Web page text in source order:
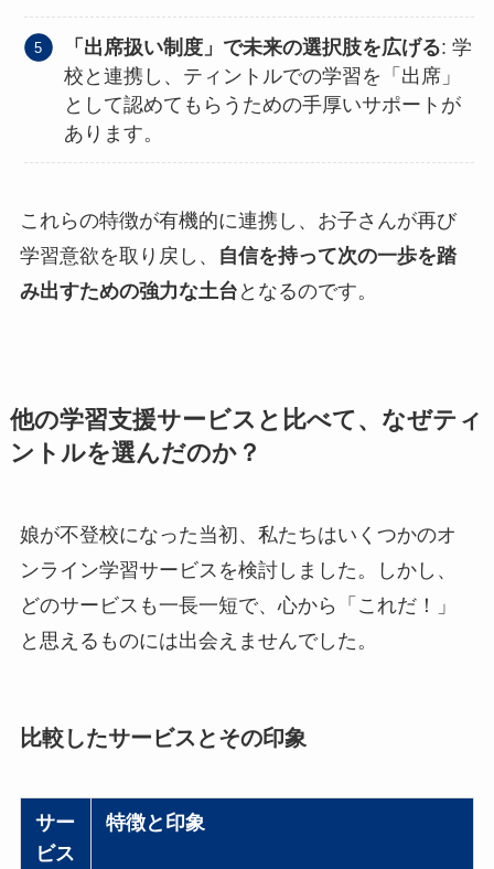
「出席扱い制度」で未来の選択肢を広げる: 学
校と連携し、ティントルでの学習を「出席」
として認めてもらうための手厚いサポートが
あります。
これらの特徴が有機的に連携し、お子さんが再び
学習意欲を取り戻し、
自信を持って次の一歩を踏
み出すための強力な土台 となるのです。
他の学習支援サービスと比べて、なぜティ
ントルを選んだのか？
娘が不登校になった当初、私たちはいくつかのオ
ンライン学習サービスを検討しました。しかし、
どのサービスも一長一短で、心から「これだ！」
と思えるものには出会えませんでした。
比較したサービスとその印象
サー
ビス
特徴と印象